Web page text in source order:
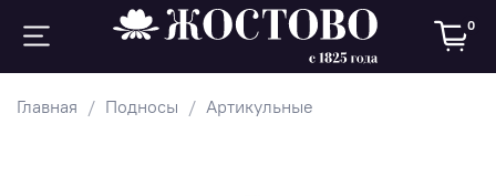
0
Главная Подносы Артикульные